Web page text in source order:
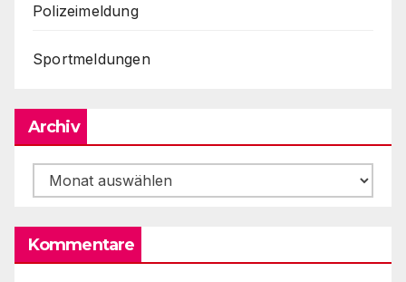
Polizeimeldung
Sportmeldungen
Archiv
Archiv
Kommentare